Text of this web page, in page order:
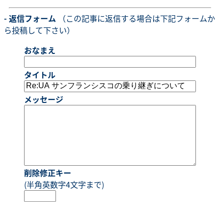
- 返信フォーム （この記事に返信する場合は下記フォームか
ら投稿して下さい）
おなまえ
タイトル
メッセージ
削除修正キー
(半角英数字4文字まで)